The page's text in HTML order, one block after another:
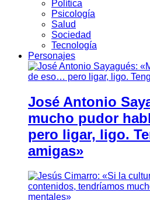
Política
Psicología
Salud
Sociedad
Tecnología
Personajes
José Antonio
mucho pudor
pero ligar, ligo.
amigas»